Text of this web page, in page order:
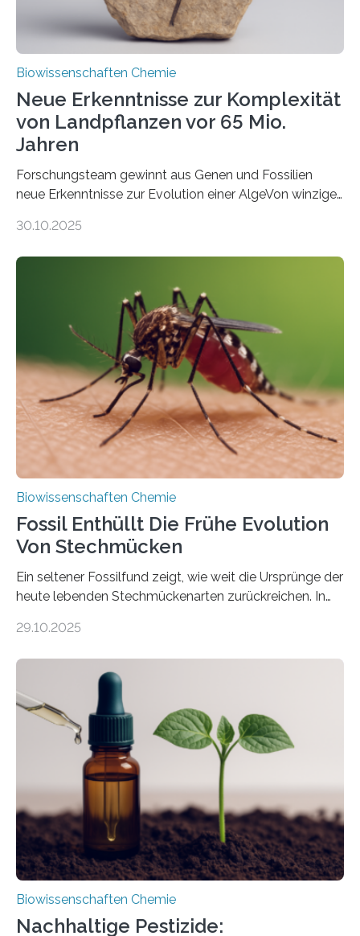
Biowissenschaften Chemie
Neue Erkenntnisse zur Komplexität
von Landpflanzen vor 65 Mio.
Jahren
Forschungsteam gewinnt aus Genen und Fossilien
neue Erkenntnisse zur Evolution einer AlgeVon winzigen
Landpflanzen zählen zu den komplexesten
Grünalgen, die vor Hunderten von Millionen Jahren
lebten. Unter den Vorfahren sticht eine Gruppe heraus,
die noch heute in der Natur vorkommt: die
Süßwasseralge Coleochaetophyceae. Einige Arten
dieser Gruppe bilden aus Zellfäden dichte Geflechte
mit scheibenförmiger Gestalt. Was auffällig ist: Die
nächsten…
30.10.2025
Biowissenschaften Chemie
Fossil Enthüllt Die Frühe Evolution
Von Stechmücken
Ein seltener Fossilfund zeigt, wie weit die Ursprünge der
heute lebenden Stechmückenarten zurückreichen. In
Forschende die bisher älteste bekannte Stechmücken-
Region Kachin in Myanmar und hat sich in
ausgezeichnetem Zustand erhalten. Es konnte als neue
Art einer neuen Gattung beschrieben werden und trägt
nun den Namen Cretosabethes primaevus. Dieser erste
fossile Nachweis einer Stechmückenlarve in Bernstein
stellt gleichzeitig den ersten Fossilfund einer
Mückenlarve aus dem Mesozoikum dar, denn…
29.10.2025
Biowissenschaften Chemie
Nachhaltige Pestizide: